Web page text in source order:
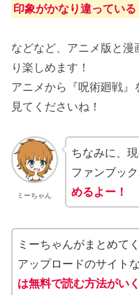
印象がかなり違っている
などなど、アニメ版と漫
り楽しめます！
アニメから『呪術廻戦』
見てくださいね！
ミーちゃん
ちなみに、
ファンブック
めるよー！
ミーちゃんがまとめて
アップロードのサイト
は無料で読む方法がい